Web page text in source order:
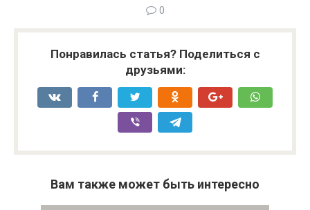
0
Понравилась статья? Поделиться с
друзьями:
Вам также может быть интересно